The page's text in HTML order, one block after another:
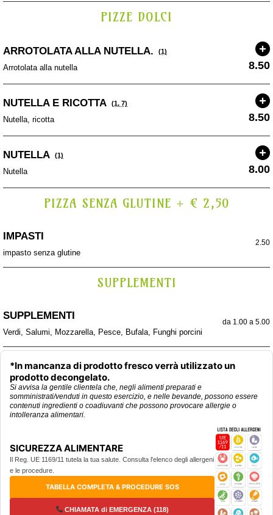
PIZZE DOLCI
ARROTOLATA ALLA NUTELLA. (1)
Arrotolata alla nutella 8.50
NUTELLA E RICOTTA (1, 7)
Nutella, ricotta 8.50
NUTELLA (1)
Nutella 8.00
PIZZA SENZA GLUTINE + € 2,50
IMPASTI
impasto senza glutine
2.50
SUPPLEMENTI
SUPPLEMENTI
Verdi, Salumi, Mozzarella, Pesce, Bufala, Funghi porcini
da 1.00 a 5.00
*In mancanza di prodotto fresco verrà utilizzato un
prodotto decongelato.
Si avvisa la gentile clientela che, negli alimenti preparati e
somministrati/venduti in questo esercizio, e nelle bevande, possono essere
contenuti ingredienti o coadiuvanti che possono provocare allergie o
intolleranza alimentari.
SICUREZZA ALIMENTARE
Il Reg. UE 1169/11 tutela la tua salute. Consulta l'elenco degli allergeni
e le procedure.
TABELLA COMPLETA & PROCEDURE SOS
CHIAMATA di EMERGENZA (118)